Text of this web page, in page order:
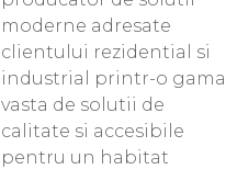
moderne adresate
clientului rezidential si
industrial printr-o gama
vasta de solutii de
calitate si accesibile
pentru un habitat